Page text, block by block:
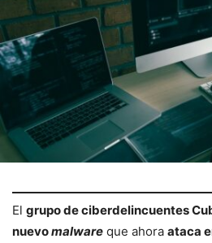
El grupo de ciberdelincuentes
nuevomalware que ahora ataca